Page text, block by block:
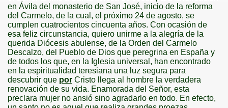
en Ávila del monasterio de San José, inicio de la reforma
del Carmelo, de la cual, el próximo 24 de agosto, se
cumplen cuatrocientos cincuenta años. Con ocasión de
esa feliz circunstancia, quiero unirme a la alegría de la
querida Diócesis abulense, de la Orden del Carmelo
Descalzo, del Pueblo de Dios que peregrina en España y
de todos los que, en la Iglesia universal, han encontrado
en la espiritualidad teresiana una luz segura para
descubrir que por Cristo llega al hombre la verdadera
renovación de su vida. Enamorada del Señor, esta
preclara mujer no ansió sino agradarlo en todo. En efecto,